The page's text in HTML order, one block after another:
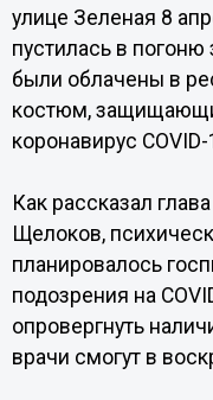
улице Зеленая 8
пустилась в
были облачены в
костюм,
коронавирус COVID-
Как рассказал
Щелоков,
планировалось
подозрения на
опровергнуть
врачи смогут в